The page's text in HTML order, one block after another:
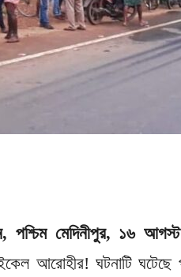
পশ্চিম মেদিনীপুর, ১৬ আগস্ট
আরোহীর! ঘটনাটি ঘটেছে